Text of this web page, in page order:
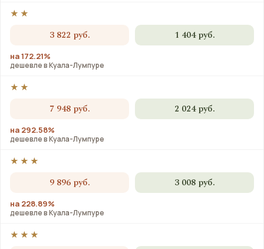
★★
3 822 руб. 1 404 руб.
на 172.21%
дешевле в Куала-Лумпуре
★★
7 948 руб. 2 024 руб.
на 292.58%
дешевле в Куала-Лумпуре
★★★
9 896 руб. 3 008 руб.
на 228.89%
дешевле в Куала-Лумпуре
★★★